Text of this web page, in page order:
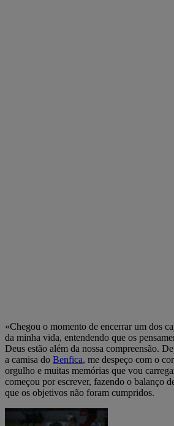
«Chegou o momento de encerrar um dos
da minha vida, entendendo que os
Deus estão além da nossa compreensão.
a camisa do Benfica, me despeço com o
orgulho e muitas memórias que vou
começou por escrever, fazendo o balanço
que os objetivos não foram cumpridos.